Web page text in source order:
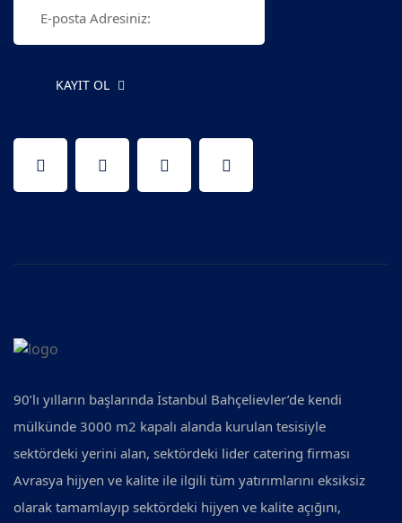
KAYIT OL
90’lı yılların başlarında İstanbul Bahçelievler’de kendi
mülkünde 3000 m2 kapalı alanda kurulan tesisiyle
sektördeki yerini alan, sektördeki lider catering firması
Avrasya hijyen ve kalite ile ilgili tüm yatırımlarını eksiksiz
olarak tamamlayıp sektördeki hijyen ve kalite açığını,